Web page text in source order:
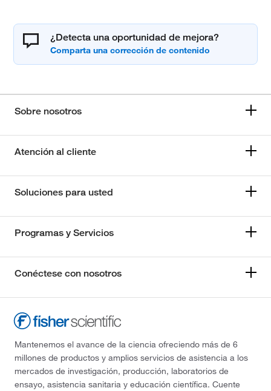
¿Detecta una oportunidad de mejora?
Sobre nosotros
Atención al cliente
Soluciones para usted
Programas y Servicios
Conéctese con nosotros
Mantenemos el avance de la ciencia ofreciendo más de 6
millones de productos y amplios servicios de asistencia a los
mercados de investigación, producción, laboratorios de
ensayo, asistencia sanitaria y educación científica. Cuente